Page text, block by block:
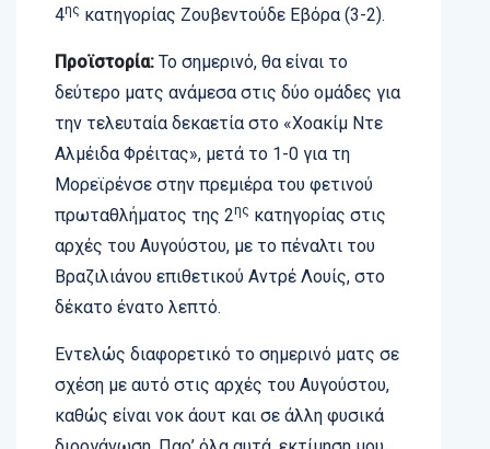
4ης κατηγορίας Ζουβεντούδε Εβόρα (3-2).
Προϊστορία: Το σημερινό, θα είναι το
δεύτερο ματς ανάμεσα στις δύο ομάδες για
την τελευταία δεκαετία στο «Χοακίμ Ντε
Αλμέιδα Φρέιτας», μετά το 1-0 για τη
Μορεϊρένσε στην πρεμιέρα του φετινού
πρωταθλήματος της 2ης κατηγορίας στις
αρχές του Αυγούστου, με το πέναλτι του
Βραζιλιάνου επιθετικού Αντρέ Λουίς, στο
δέκατο ένατο λεπτό.
Εντελώς διαφορετικό το σημερινό ματς σε
σχέση με αυτό στις αρχές του Αυγούστου,
καθώς είναι νοκ άουτ και σε άλλη φυσικά